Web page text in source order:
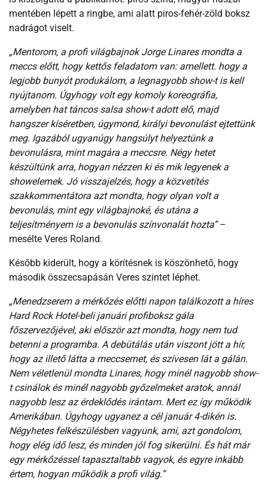
mentében lépett a ringbe, ami alatt piros-fehér-zöld boksz
nadrágot viselt.
„Mentorom, a profi világbajnok Jorge Linares mondta a
meccs előtt, hogy kettős feladatom van: amellett. hogy a
legjobb bunyót produkálom, a legnagyobb show-t is kell
nyújtanom. Úgyhogy volt egy komoly koreográfia,
amelyben hat táncos salsa show-t adott elő, majd
hangszer kíséretben, úgymond, királyi bevonulást ejtettünk
meg. Igazából ugyanúgy hangsúlyt helyeztünk a
bevonulásra, mint magára a meccsre. Négy hetet
készültünk arra, hogyan nézzen ki és mik legyenek a
showelemek. Jó visszajelzés, hogy a közvetítés
szakkommentátora azt mondta, hogy olyan volt a
bevonulás, mint egy világbajnoké, és utána a
teljesítményem is a bevonulás színvonalát hozta”–
mesélte Veres Roland.
Később kiderült, hogy a körítésnek is köszönhető, hogy
második összecsapásán Veres szintet léphet.
„Menedzserem a mérkőzés előtti napon találkozott a híres
Hard Rock Hotel-beli januári profiboksz gála
főszervezőjével, aki először azt mondta, hogy nem tud
betenni a programba. A debütálás után viszont jött a hír,
hogy az illető látta a meccsemet, és szívesen lát a gálán.
Nem véletlenül mondta Linares, hogy minél nagyobb show-
t csinálok és minél nagyobb győzelmeket aratok, annál
nagyobb lesz az érdeklődés irántam. Mert ez így működik
Amerikában. Úgyhogy ugyanez a cél január 4-dikén is.
Négyhetes felkészülésben vagyunk, ami, azt gondolom,
hogy elég idő lesz, és minden jól fog sikerülni. És hát már
egy mérkőzéssel tapasztaltabb vagyok, és egyre inkább
értem, hogyan működik a profi világ.”